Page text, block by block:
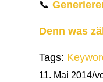
📞
Denn was
Tags:
11. Mai 2014/